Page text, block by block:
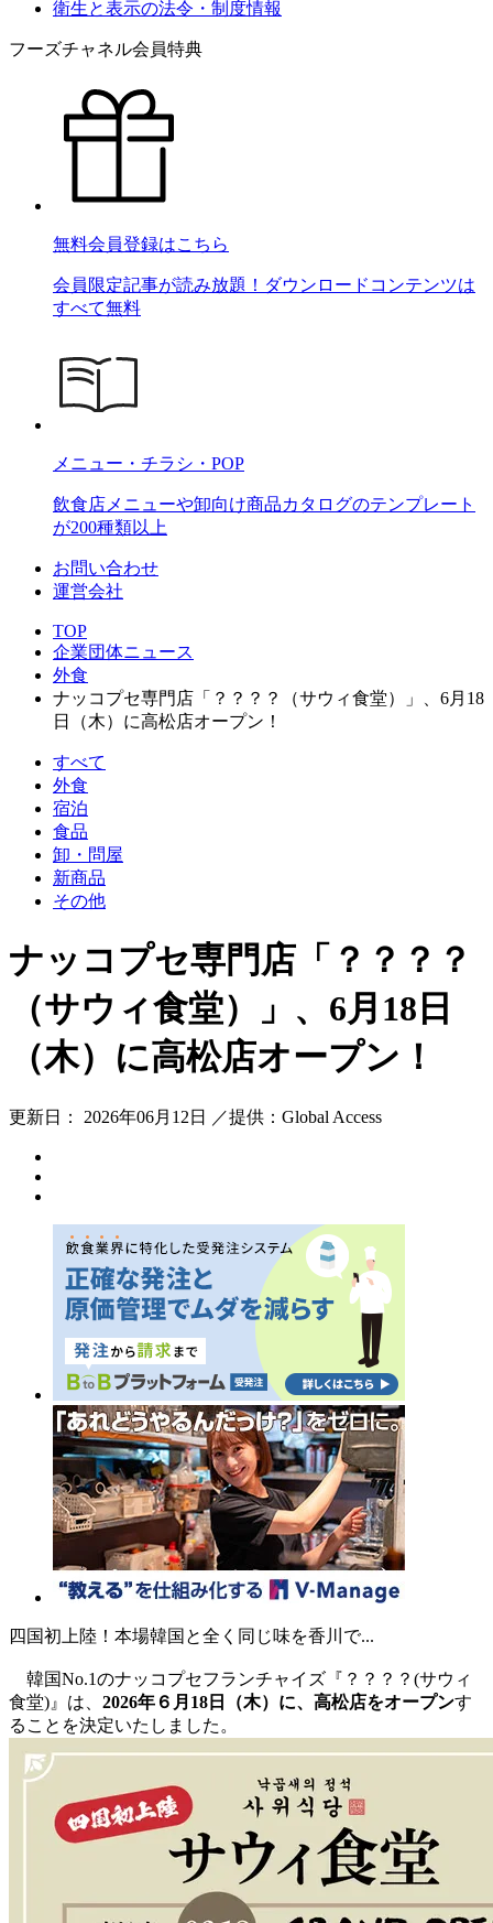
衛生と表示の法令・制度情報
フーズチャネル会員特典
無料会員登録はこちら
会員限定記事が読み放題！ダウンロードコンテンツは
すべて無料
メニュー・チラシ・POP
飲食店メニューや卸向け商品カタログのテンプレート
が200種類以上
お問い合わせ
運営会社
TOP
企業団体ニュース
外食
ナッコプセ専門店「？？？？（サウィ食堂）」、6月18
日（木）に高松店オープン！
すべて
外食
宿泊
食品
卸・問屋
新商品
その他
ナッコプセ専門店「？？？？
（サウィ食堂）」、6月18日
（木）に高松店オープン！
更新日： 2026年06月12日 ／提供：Global Access
四国初上陸！本場韓国と全く同じ味を香川で...
韓国No.1のナッコプセフランチャイズ『？？？？(サウィ
食堂)』は、 2026年６月18日（木）に、高松店をオープンす
ることを決定いたしました。